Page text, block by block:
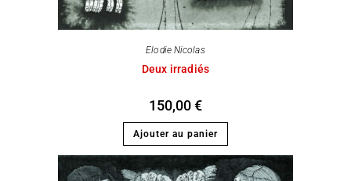
Elodie Nicolas
Deux irradiés
150,00€
Ajouter au panier